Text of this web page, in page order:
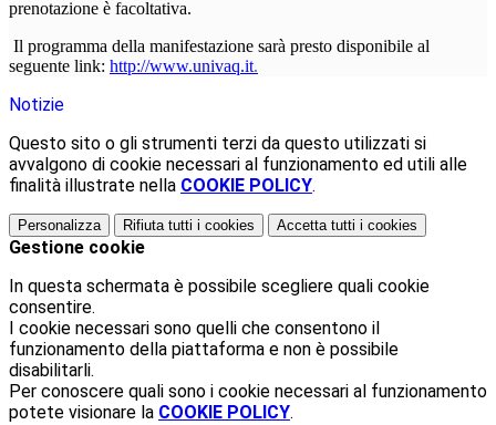
prenotazione è facoltativa.
Il programma della manifestazione sarà presto disponibile al
seguente link: http://www.univaq.it.
Notizie
Questo sito o gli strumenti terzi da questo utilizzati si
avvalgono di cookie necessari al funzionamento ed utili alle
finalità illustrate nella COOKIE POLICY.
Personalizza Rifiuta tutti i cookies Accetta tutti i cookies
Gestione cookie
In questa schermata è possibile scegliere quali cookie
consentire.
I cookie necessari sono quelli che consentono il
funzionamento della piattaforma e non è possibile
disabilitarli.
Per conoscere quali sono i cookie necessari al funzionamento
potete visionare la COOKIE POLICY.